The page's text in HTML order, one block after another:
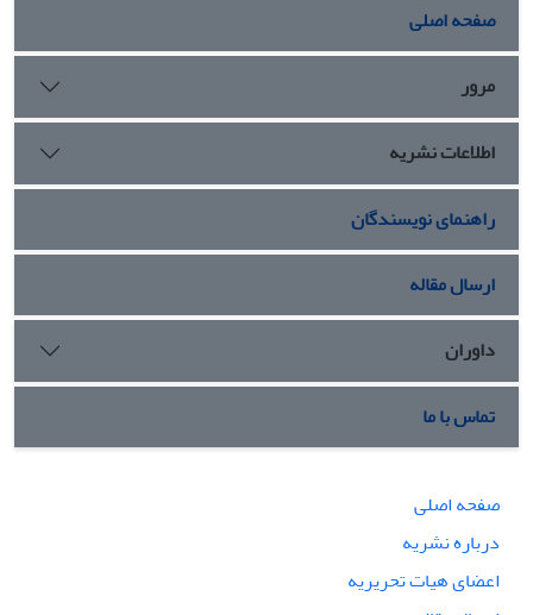
صفحه اصلی
مرور
اطلاعات نشریه
راهنمای نویسندگان
ارسال مقاله
داوران
تماس با ما
صفحه اصلی
درباره نشریه
اعضای هیات تحریریه